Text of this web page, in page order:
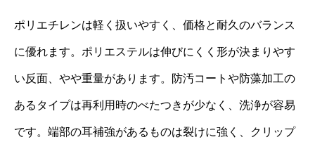
ポリエチレンは軽く扱いやすく、価格と耐久のバランス
に優れます。ポリエステルは伸びにくく形が決まりやす
い反面、やや重量があります。防汚コートや防藻加工の
あるタイプは再利用時のべたつきが少なく、洗浄が容易
です。端部の耳補強があるものは裂けに強く、クリップ